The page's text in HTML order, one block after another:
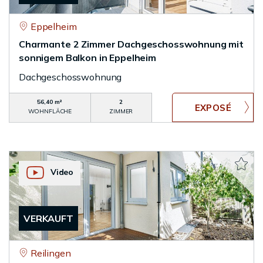
Eppelheim
Charmante 2 Zimmer Dachgeschosswohnung mit
sonnigem Balkon in Eppelheim
Dachgeschosswohnung
56,40 m²
WOHNFLÄCHE
2
ZIMMER
VERKAUFT
Video
Reilingen